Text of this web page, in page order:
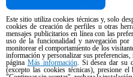
Centros de servicio técnico
Copyright 2026 UNOX SpA Todos
n ° 04230750285 - REA Padova
Aviso sobre el contenido generado por
Este sitio utiliza cookies técnicas y, solo
cookies de creación de perfiles u otras
mensajes publicitarios en línea con las
uso de la funcionalidad y navegación
monitorear el comportamiento de los
información y personalizar sus
página Más información. Si desea dar su
(excepto las cookies técnicas), presione